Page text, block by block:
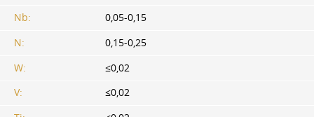
Nb:
0,05-0,15
N:
0,15-0,25
W:
≤0,02
V:
≤0,02